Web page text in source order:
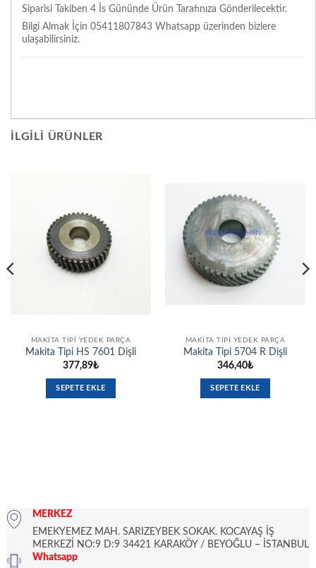
Siparisi Takiben 4 İs Gününde Ürün Tarafınıza Gönderilecektir.
Bilgi Almak İçin 05411807843 Whatsapp üzerinden bizlere
ulaşabilirsiniz.
İLGILI ÜRÜNLER
MAKITA TIPI YEDEK PARÇA
Makita Tipi HS 7601 Dişli
377,89₺
SEPETE EKLE
MAKITA TIPI YEDEK PARÇA
Makita Tipi 5704 R Dişli
346,40₺
SEPETE EKLE
MERKEZ
EMEKYEMEZ MAH. SARIZEYBEK SOKAK. KOCAYAŞ İŞ
MERKEZİ NO:9 D:9 34421 KARAKÖY / BEYOĞLU – İSTANBUL
Whatsapp